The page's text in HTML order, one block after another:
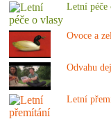
Letní péče
Ovoce a
Odvahu
Letní